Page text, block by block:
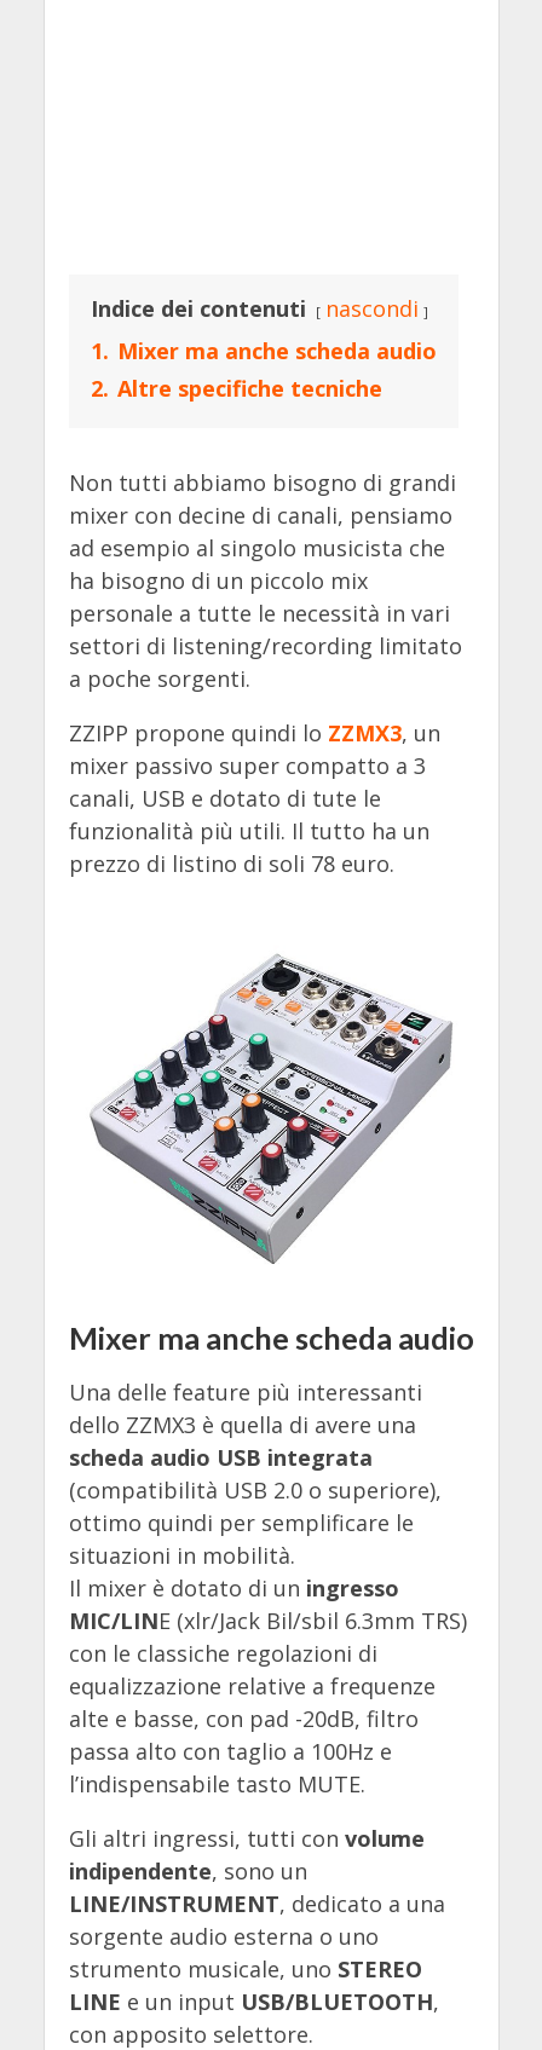
Indice dei contenuti
nascondi
1. Mixer ma anche scheda audio
2. Altre specifiche tecniche
Non tutti abbiamo bisogno di grandi
mixer con decine di canali, pensiamo
ad esempio al singolo musicista che
ha bisogno di un piccolo mix
personale a tutte le necessità in vari
settori di listening/recording limitato
a poche sorgenti.
ZZIPP propone quindi lo ZZMX3, un
mixer passivo super compatto a 3
canali, USB e dotato di tute le
funzionalità più utili. Il tutto ha un
prezzo di listino di soli 78 euro.
Mixer ma anche scheda audio
Una delle feature più interessanti
dello ZZMX3 è quella di avere una
scheda audio USB integrata
(compatibilità USB 2.0 o superiore),
ottimo quindi per semplificare le
situazioni in mobilità.
Il mixer è dotato di un ingresso
MIC/LINE (xlr/Jack Bil/sbil 6.3mm TRS)
con le classiche regolazioni di
equalizzazione relative a frequenze
alte e basse, con pad -20dB, filtro
passa alto con taglio a 100Hz e
l’indispensabile tasto MUTE.
Gli altri ingressi, tutti con volume
indipendente, sono un
LINE/INSTRUMENT, dedicato a una
sorgente audio esterna o uno
strumento musicale, uno STEREO
LINE e un input USB/BLUETOOTH,
con apposito selettore.